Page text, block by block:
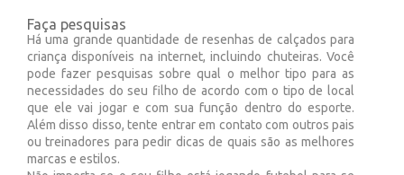
Faça pesquisas
Há uma grande quantidade de resenhas de calçados para
criança disponíveis na internet, incluindo chuteiras. Você
pode fazer pesquisas sobre qual o melhor tipo para as
necessidades do seu filho de acordo com o tipo de local
que ele vai jogar e com sua função dentro do esporte.
Além disso disso, tente entrar em contato com outros pais
ou treinadores para pedir dicas de quais são as melhores
marcas e estilos.